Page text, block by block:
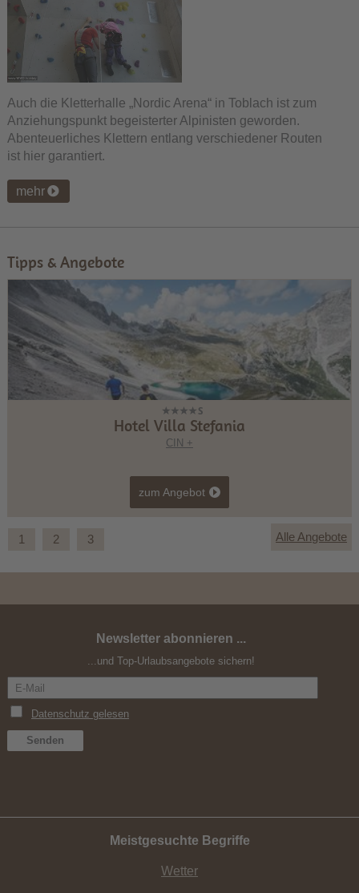
Auch die Kletterhalle „Nordic Arena“ in Toblach ist zum
Anziehungspunkt begeisterter Alpinisten geworden.
Abenteuerliches Klettern entlang verschiedener Routen
ist hier garantiert.
mehr
Tipps & Angebote
Hotel Villa Stefania
CIN +
Drei Zinnen Alpine Run 2026
zum Angebot
1 2 3 Alle Angebote
Newsletter abonnieren ...
...und Top-Urlaubsangebote sichern!
Meistgesuchte Begriffe
Wetter